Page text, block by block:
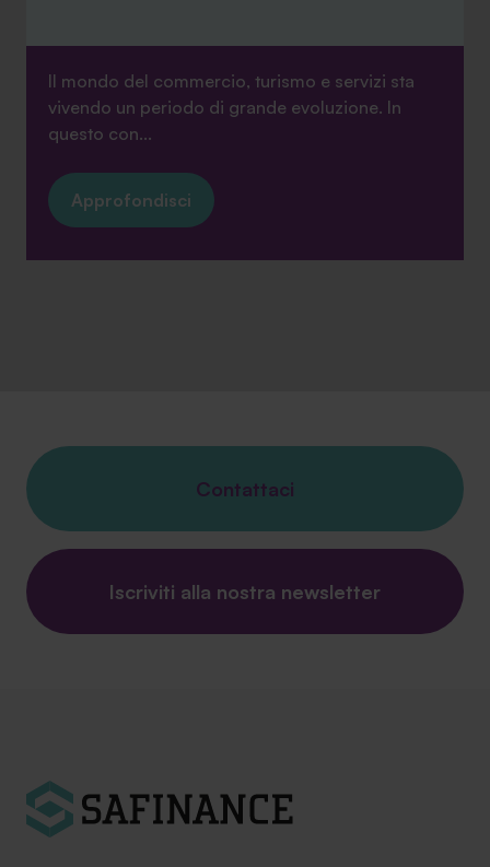
Il mondo del commercio, turismo e servizi sta
vivendo un periodo di grande evoluzione. In
questo con...
Approfondisci
Contattaci
Iscriviti alla nostra newsletter